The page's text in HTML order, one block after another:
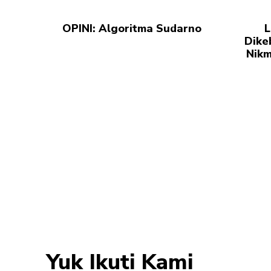
OPINI: Algoritma Sudarno
Yuk Ikuti Kami